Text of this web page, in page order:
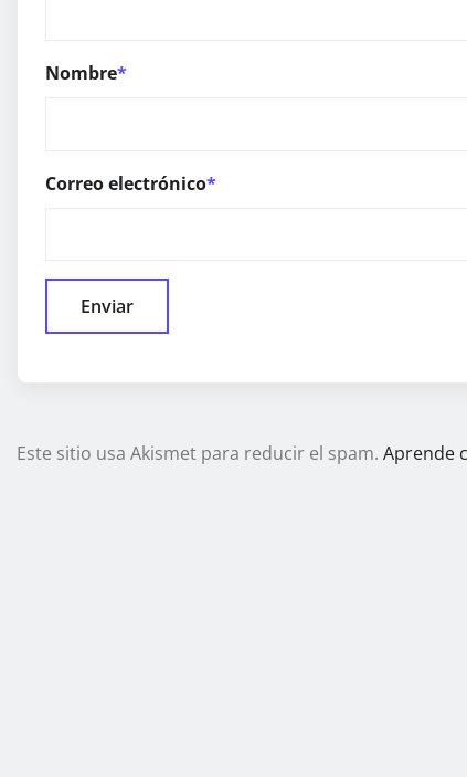
Nombre*
Correo electrónico*
Este sitio usa Akismet para reducir el spam. Aprende